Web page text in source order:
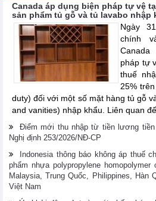
Canada áp dụng biện pháp tự vệ
sản phẩm tủ gỗ và tủ lavabo nhập
Ngày
chính
pháp tự
thuế
25%
duty) đối với một số mặt hàng tủ gỗ
and vanities) nhập khẩu. Liên quan
Điểm mới thu nhập từ tiền lương
Nghị định 253/2026/NĐ-CP
Indonesia thông báo không áp thuế
phẩm nhựa polypropylene
Malaysia, Trung Quốc, Philippines, Hàn
Việt Nam